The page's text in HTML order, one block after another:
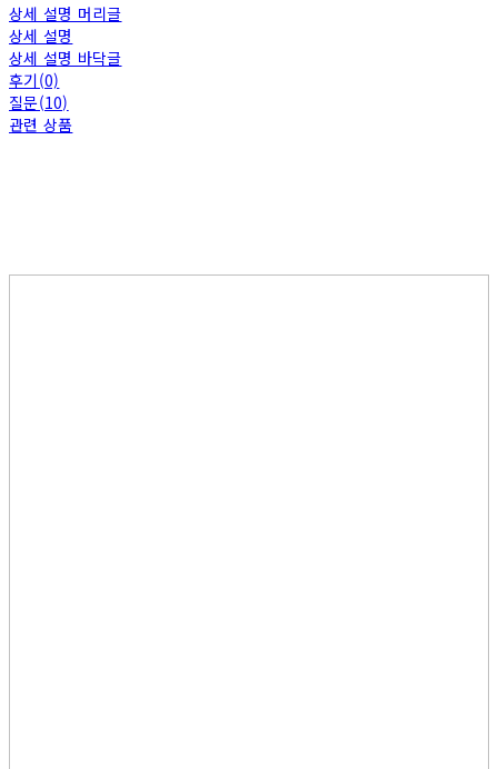
상세 설명 머리글
상세 설명
상세 설명 바닥글
후기(0)
질문(10)
관련 상품